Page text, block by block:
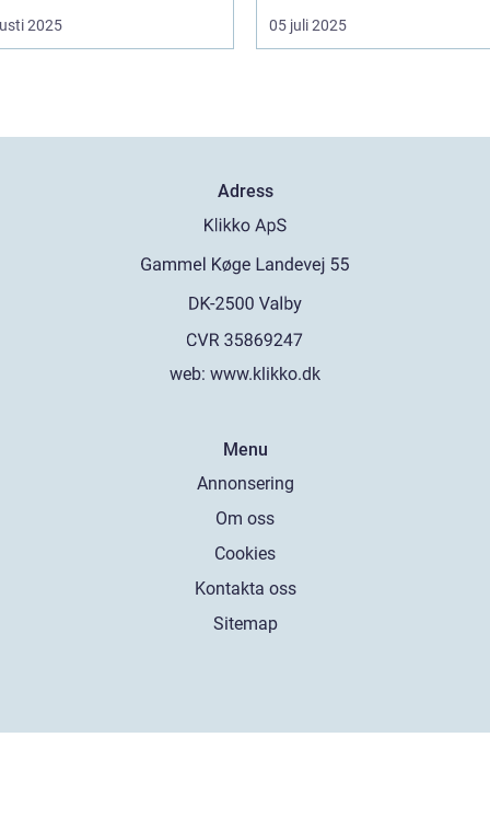
2025 05 juli 2025
Adress
web: www.klikko.dk
Menu
Annonsering
Om oss
Cookies
Kontakta oss
Sitemap